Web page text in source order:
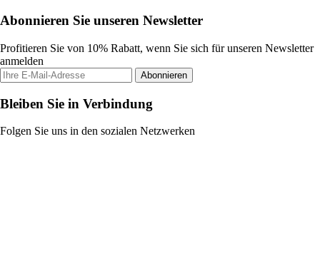
Abonnieren Sie unseren Newsletter
Profitieren Sie von 10% Rabatt, wenn Sie sich für unseren Newsletter
anmelden
Abonnieren
Bleiben Sie in Verbindung
Folgen Sie uns in den sozialen Netzwerken